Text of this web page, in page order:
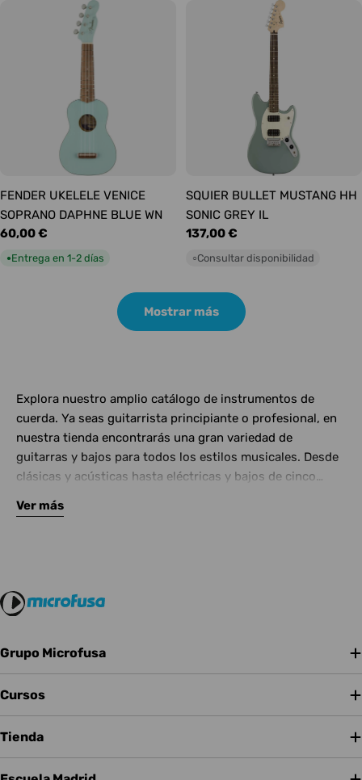
FENDER UKELELE VENICE
SOPRANO DAPHNE BLUE WN
Precio
habitual
60,00 €
●Entrega en 1-2 días
SQUIER BULLET MUSTANG HH
SONIC GREY IL
Precio
habitual
137,00 €
○Consultar disponibilidad
Mostrar más
Explora nuestro amplio catálogo de instrumentos de
cuerda. Ya seas guitarrista principiante o profesional, en
nuestra tienda encontrarás una gran variedad de
guitarras y bajos para todos los estilos musicales. Desde
clásicas y acústicas hasta eléctricas y bajos de cinco
Complementa tu instrumento con amplificadores de
Ver más
Grupo Microfusa
Cursos
Tienda